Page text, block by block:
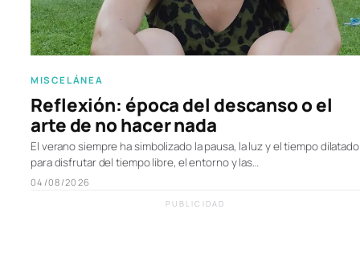
MISCELÁNEA
Reflexión: época del descanso o el
arte de no hacer nada
El verano siempre ha simbolizado la pausa, la luz y el tiempo dilatado
para disfrutar del tiempo libre, el entorno y las…
04/08/2026
PUBLICIDAD